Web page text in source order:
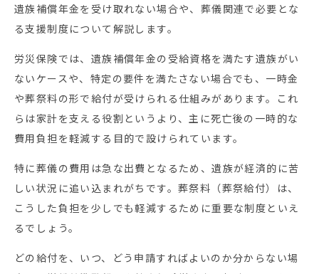
遺族補償年金を受け取れない場合や、葬儀関連で必要とな
る支援制度について解説します。
労災保険では、遺族補償年金の受給資格を満たす遺族がい
ないケースや、特定の要件を満たさない場合でも、一時金
や葬祭料の形で給付が受けられる仕組みがあります。これ
らは家計を支える役割というより、主に死亡後の一時的な
費用負担を軽減する目的で設けられています。
特に葬儀の費用は急な出費となるため、遺族が経済的に苦
しい状況に追い込まれがちです。葬祭料（葬祭給付）は、
こうした負担を少しでも軽減するために重要な制度といえ
るでしょう。
どの給付を、いつ、どう申請すればよいのか分からない場